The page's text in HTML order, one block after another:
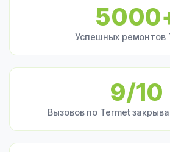
Успешных ремонтов
9/10
Вызовов по Termet